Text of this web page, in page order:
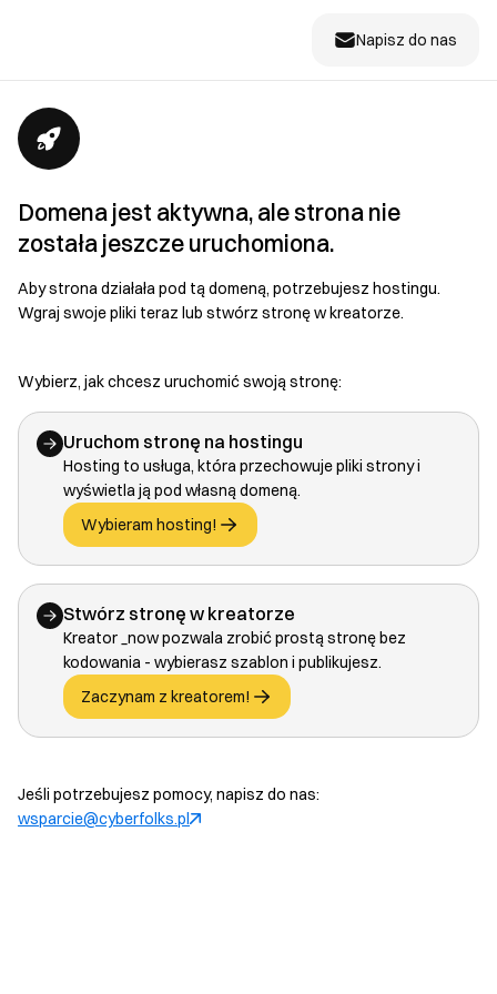
Napisz do nas
Domena jest aktywna, ale strona nie
została jeszcze uruchomiona.
Aby strona działała pod tą domeną, potrzebujesz hostingu.
Wgraj swoje pliki teraz lub stwórz stronę w kreatorze.
Wybierz, jak chcesz uruchomić swoją stronę:
Uruchom stronę na hostingu
Hosting to usługa, która przechowuje pliki strony i
wyświetla ją pod własną domeną.
Wybieram hosting!
Stwórz stronę w kreatorze
Kreator _now pozwala zrobić prostą stronę bez
kodowania - wybierasz szablon i publikujesz.
Zaczynam z kreatorem!
Jeśli potrzebujesz pomocy, napisz do nas:
wsparcie@cyberfolks.pl